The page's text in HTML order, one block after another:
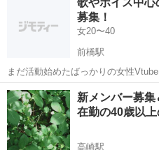
行ける方いればと思いこちらに投
利害関係の方は一切お断りです。...
歌やボイス中
募集！
女20〜40
前橋駅
まだ活動始めたばっかりの女性
らせてもらってます。 今回は
ニットメンバーの募集です！ 登録
標で出来れば1...
群馬 前橋市 その
新メンバー募
在勤の40歳以上
高崎駅